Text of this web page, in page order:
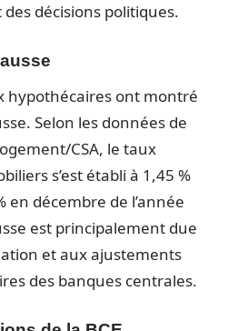
décisions politiques.
hypothécaires ont montré
Selon les données de
CSA, le taux
s’est établi à 1,45 %
en décembre de l’année
est principalement due
et aux ajustements
des banques centrales.